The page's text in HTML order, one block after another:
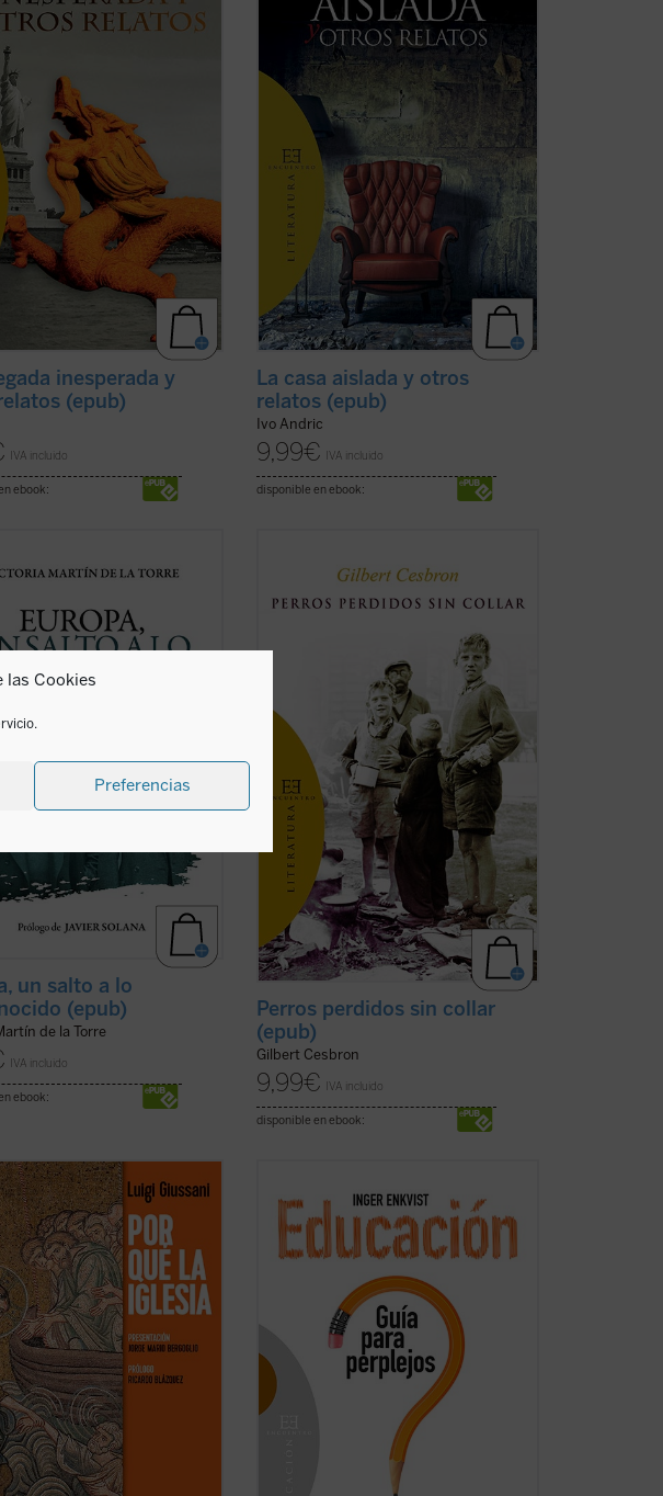
las Cookies
Preferencias
inglesa de nuestros días.
gala de un estilo directo, ...(ver
inesperada y
(epub)
IVA incluido
ebook:
La casa aislada y otros
relatos (epub)
Ivo Andric
9,99€ IVA incluido
disponible en ebook:
de no ficción recrea la década
Europeas (1948-1957), a
de algunos de los principales
...(ver ficha)
un salto a lo
(epub)
de la Torre
IVA incluido
ebook:
una generación de chicos huérfanos de la
Segunda Guerra Mundial o abandonados
dificultades de la posguerra han sido
marginados por la sociedad y recluidos
en fríos y hostiles ...(ver ficha)
Perros perdidos sin collar
(epub)
Gilbert Cesbron
9,99€ IVA incluido
disponible en ebook:
la experiencia de la comunidad
el hombre de hoy puede
que esta realidad no es
humana, sino que esta vida
a las exigencias más
del corazón, que permite
las circunstancias y los ...(ver